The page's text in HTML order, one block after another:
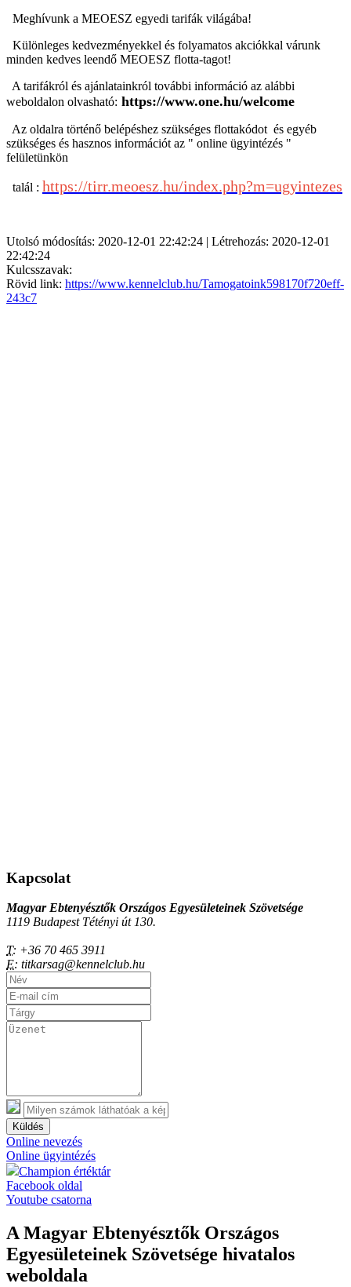
Meghívunk a MEOESZ egyedi tarifák világába!
Különleges kedvezményekkel és folyamatos akciókkal várunk
minden kedves leendő MEOESZ flotta-tagot!
A tarifákról és ajánlatainkról további információ az alábbi
weboldalon olvasható: https://www.one.hu/welcome
Az oldalra történő belépéshez szükséges flottakódot és egyéb
szükséges és hasznos információt az " online ügyintézés "
felületünkön
talál : https://tirr.meoesz.hu/index.php?m=ugyintezes
Utolsó módosítás: 2020-12-01 22:42:24 | Létrehozás: 2020-12-01
22:42:24
Kulcsszavak:
Rövid link: https://www.kennelclub.hu/Tamogatoink598170f720eff-
243c7
Kapcsolat
Magyar Ebtenyésztők Országos Egyesületeinek Szövetsége
1119 Budapest Tétényi út 130.
T: +36 70 465 3911
E: titkarsag@kennelclub.hu
Küldés
Online nevezés
Online ügyintézés
Champion értéktár
Facebook oldal
Youtube csatorna
A Magyar Ebtenyésztők Országos
Egyesületeinek Szövetsége hivatalos
weboldala